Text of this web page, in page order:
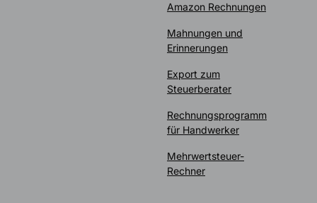
Amazon Rechnungen
Mahnungen und
Erinnerungen
Export zum
Steuerberater
Rechnungsprogramm
für Handwerker
Mehrwertsteuer-
Rechner